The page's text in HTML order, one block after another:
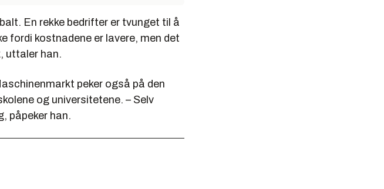
En rekke bedrifter er tvunget til å
fordi kostnadene er lavere, men det
uttaler han.
peker også på den
og universitetene. – Selv
påpeker han.